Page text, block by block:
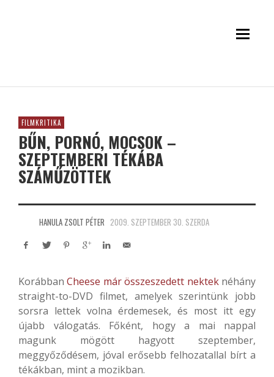
FILMKRITIKA
BŰN, PORNÓ, MOCSOK –
SZEPTEMBERI TÉKÁBA
SZÁMŰZÖTTEK
HANULA ZSOLT PÉTER 2009. SZEPTEMBER 30. SZERDA
KorábbanCheese már összeszedett nekteknéhány
straight-to-DVD filmet, amelyek szerintünk jobb
sorsra lettek volna érdemesek, és most itt egy
újabb válogatás. Főként, hogy a mai nappal
magunk mögött hagyott szeptember,
meggyőződésem, jóval erősebb felhozatallal bírt a
tékákban, mint a mozikban.